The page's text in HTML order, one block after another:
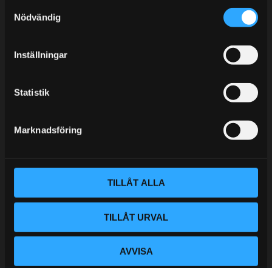
Nödvändig
Inställningar
Statistik
Marknadsföring
TILLÅT ALLA
TILLÅT URVAL
AVVISA
KUNSKAPSCENTER
CUSTOMER SERVICE
VÅR AFFÄRSIDÉ ÄR ENKEL: